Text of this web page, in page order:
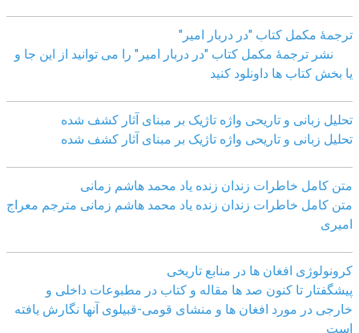
ترجمۀ مکمل کتاب "در دربار امیر"
نشر ترجمۀ مکمل کتاب "در دربار امیر" را می توانید از این جا و
یا بخش کتاب ها داونلود کنید
تحلیل زبانی و تاریحی واژه تاژیک بر مبنای آثار کشف شده
تحلیل زبانی و تاریحی واژه تاژیک بر مبنای آثار کشف شده
متن کامل خاطرات زندان زنده یاد محمد هاشم زمانی
متن کامل خاطرات زندان زنده یاد محمد هاشم زمانی مترجم معراج
امیری
کرونولوژی افغان ھا در منابع تاریخی
پیشگفتار تا کنون صد ھا مقاله و کتاب در مطبوعات داخلی و
خارجی در مورد افغان ھا و منشای قومی-قبیلوی آنھا نگارش یافته
است